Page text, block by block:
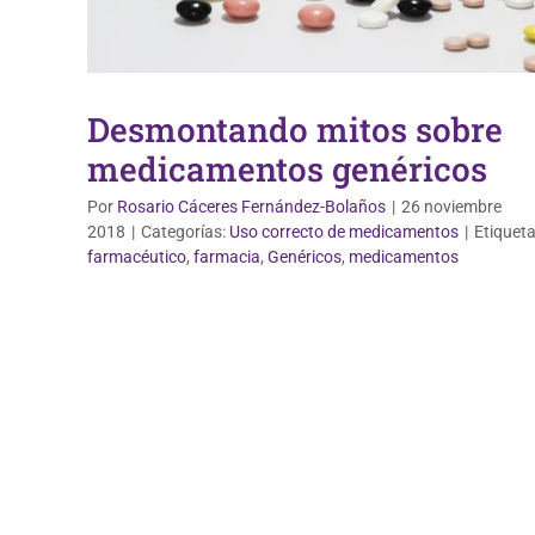
Desmontando mitos sobre
medicamentos genéricos
Por Rosario Cáceres Fernández-Bolaños | 26 noviembre
2018 | Categorías: Uso correcto de medicamentos |
farmacéutico, farmacia, Genéricos, medicamentos